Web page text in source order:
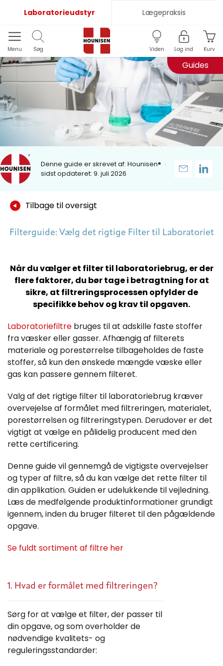
Laboratorieudstyr Lægepraksis
Menu Søg Viden Log ind Kurv
Guides
Denne guide er skrevet af: Hounisen® ·
sidst opdateret: 9. juli 2026
Tilbage til oversigt
Filterguide: Vælg det rigtige Filter til Laboratoriet
Når du vælger et filter til laboratoriebrug, er der
flere faktorer, du bør tage i betragtning for at
sikre, at filtreringsprocessen opfylder de
specifikke behov og krav til opgaven.
Laboratoriefiltre bruges til at adskille faste stoffer
fra væsker eller gasser. Afhængig af filterets
materiale og porestørrelse tilbageholdes de faste
stoffer, så kun den ønskede mængde væske eller
gas kan passere gennem filteret.
Valg af det rigtige filter til laboratoriebrug kræver
overvejelse af formålet med filtreringen, materialet,
porestørrelsen og filtreringstypen. Derudover er det
vigtigt at vælge en pålidelig producent med den
rette certificering.
Denne guide vil gennemgå de vigtigste overvejelser
og typer af filtre, så du kan vælge det rette filter til
din applikation. Guiden er udelukkende til vejledning.
Læs de medfølgende produktinformationer grundigt
igennem, inden du bruger filteret til den pågældende
opgave.
Se fuldt sortiment af filtre her
1. Hvad er formålet med filtreringen?
Sørg for at vælge et filter, der passer til
din opgave, og som overholder de
nødvendige kvalitets- og
reguleringsstandarder: